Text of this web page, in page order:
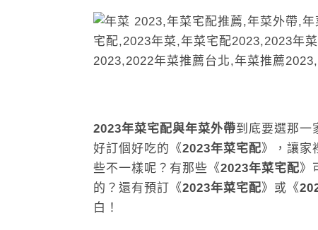
2023年菜宅配與年菜外帶到底要選那一
好訂個好吃的《2023年菜宅配》，讓家
些不一樣呢？有那些《2023年菜宅配》
的？還有預訂《2023年菜宅配》或《
白！